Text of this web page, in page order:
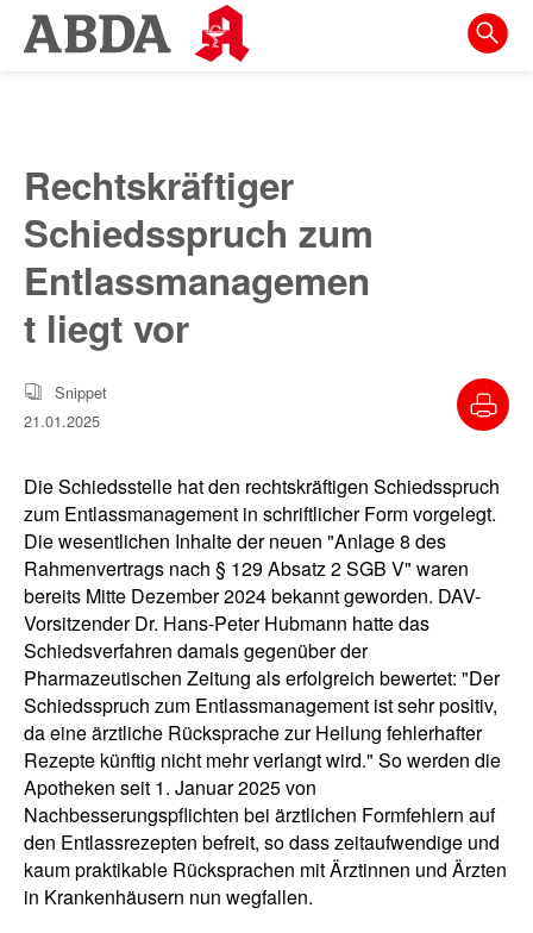
Springe
direkt
zur
Meta-
Navigation
Inhalt
zur
Suche
Rechtskräftiger
Schiedsspruch zum
Entlassmanagemen
t liegt vor
Snippet
21.01.2025
Die Schiedsstelle hat den rechtskräftigen Schiedsspruch
zum Entlassmanagement in schriftlicher Form vorgelegt.
Die wesentlichen Inhalte der neuen "Anlage 8 des
Rahmenvertrags nach § 129 Absatz 2 SGB V" waren
bereits Mitte Dezember 2024 bekannt geworden. DAV-
Vorsitzender Dr. Hans-Peter Hubmann hatte das
Schiedsverfahren damals gegenüber der
Pharmazeutischen Zeitung als erfolgreich bewertet: "Der
Schiedsspruch zum Entlassmanagement ist sehr positiv,
da eine ärztliche Rücksprache zur Heilung fehlerhafter
Rezepte künftig nicht mehr verlangt wird." So werden die
Apotheken seit 1. Januar 2025 von
Nachbesserungspflichten bei ärztlichen Formfehlern auf
den Entlassrezepten befreit, so dass zeitaufwendige und
kaum praktikable Rücksprachen mit Ärztinnen und Ärzten
in Krankenhäusern nun wegfallen.